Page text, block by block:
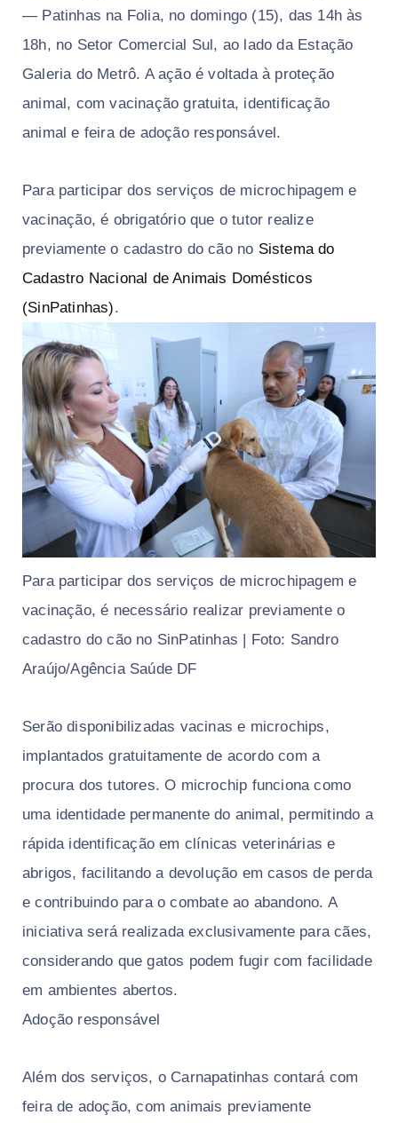
— Patinhas na Folia, no domingo (15), das 14h às
18h, no Setor Comercial Sul, ao lado da Estação
Galeria do Metrô. A ação é voltada à proteção
animal, com vacinação gratuita, identificação
animal e feira de adoção responsável.
Para participar dos serviços de microchipagem e
vacinação, é obrigatório que o tutor realize
previamente o cadastro do cão no Sistema do
Cadastro Nacional de Animais Domésticos
(SinPatinhas).
Para participar dos serviços de microchipagem e
vacinação, é necessário realizar previamente o
cadastro do cão no SinPatinhas | Foto: Sandro
Araújo/Agência Saúde DF
Serão disponibilizadas vacinas e microchips,
implantados gratuitamente de acordo com a
procura dos tutores. O microchip funciona como
uma identidade permanente do animal, permitindo a
rápida identificação em clínicas veterinárias e
abrigos, facilitando a devolução em casos de perda
e contribuindo para o combate ao abandono. A
iniciativa será realizada exclusivamente para cães,
considerando que gatos podem fugir com facilidade
em ambientes abertos.
Adoção responsável
Além dos serviços, o Carnapatinhas contará com
feira de adoção, com animais previamente